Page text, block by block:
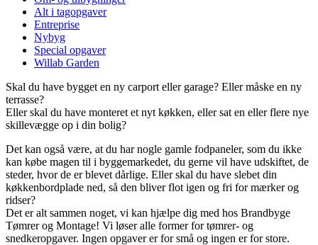
Alt i tagopgaver
Entreprise
Nybyg
Special opgaver
Willab Garden
Skal du have bygget en ny carport eller garage? Eller måske en ny
terrasse?
Eller skal du have monteret et nyt køkken, eller sat en eller flere nye
skillevægge op i din bolig?
Det kan også være, at du har nogle gamle fodpaneler, som du ikke
kan købe magen til i byggemarkedet, du gerne vil have udskiftet, de
steder, hvor de er blevet dårlige. Eller skal du have slebet din
køkkenbordplade ned, så den bliver flot igen og fri for mærker og
ridser?
Det er alt sammen noget, vi kan hjælpe dig med hos Brandbyge
Tømrer og Montage! Vi løser alle former for tømrer- og
snedkeropgaver. Ingen opgaver er for små og ingen er for store.